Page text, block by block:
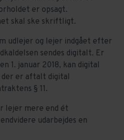
er opsagt.
skal ske skriftligt.
udlejer og lejer indgået efter
sendes digitalt. Er
1. januar 2018, kan digital
der er aftalt digital
§ 11.
lejer mere end ét
udarbejdes en